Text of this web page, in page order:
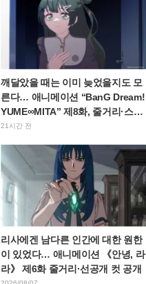
깨달았을 때는 이미 늦었을지도 모
른다… 애니메이션 “BanG Dream!
YUME∞MITA” 제8화, 줄거리·스틸
컷 공개
21시간 전
리사에겐 남다른 인간에 대한 원한
이 있었다… 애니메이션 《안녕, 라
라》 제6화 줄거리·선공개 컷 공개